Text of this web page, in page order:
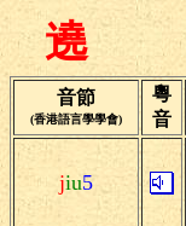
遶
音節
(香港語言學學會)
粵
音
jiu5